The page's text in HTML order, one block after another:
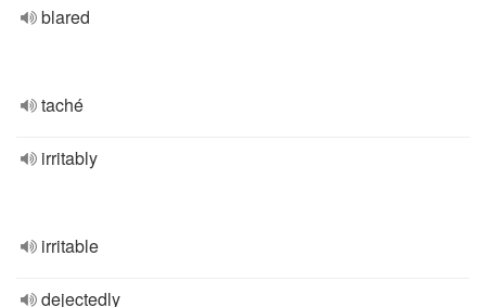
blared
taché
irritably
irritable
dejectedly